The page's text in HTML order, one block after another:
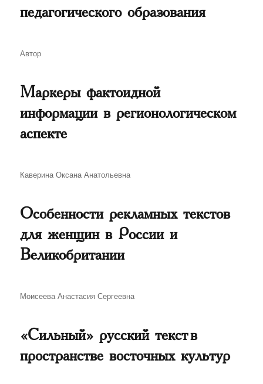
педагогического образования
Автор
Автор
Маркеры фактоидной
информации в регионологическом
аспекте
Автор
Каверина Оксана Анатольевна
Особенности рекламных текстов
для женщин в России и
Великобритании
Автор
Моисеева Анастасия Сергеевна
«Сильный» русский текст в
пространстве восточных культур